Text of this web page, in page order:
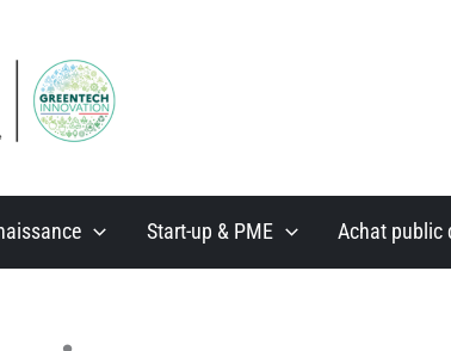
Start-up & PME Achat public